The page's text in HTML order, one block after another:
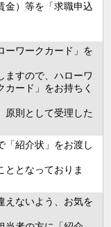
金）等を「求職申込
ーワークカード」を
ますので、ハローワ
ード」をお持ちく
原則として受理した
紹介状」をお渡し
ととなっておりま
えないよう、お気を